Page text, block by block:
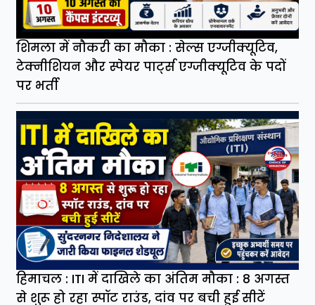
शिमला में नौकरी का मौका : सेल्स एग्जीक्यूटिव,
टेक्नीशियन और स्पेयर पार्ट्स एग्जीक्यूटिव के पदों
पर भर्ती
हिमाचल : ITI में दाखिले का अंतिम मौका : 8 अगस्त
से शुरू हो रहा स्पॉट राउंड, दांव पर बची हुई सीटें